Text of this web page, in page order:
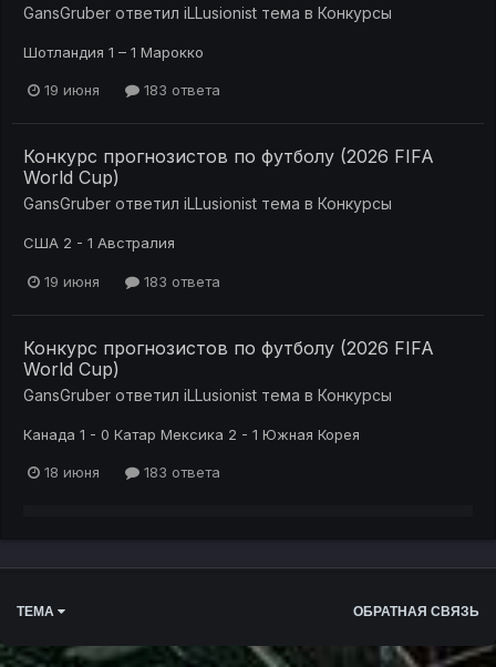
GansGruber ответил iLLusionist тема в Конкурсы
Шотландия 1 – 1 Марокко
19 июня 183 ответа
Конкурс прогнозистов по футболу (2026 FIFA
World Cup)
GansGruber ответил iLLusionist тема в Конкурсы
США 2 - 1 Австралия
19 июня 183 ответа
Конкурс прогнозистов по футболу (2026 FIFA
World Cup)
GansGruber ответил iLLusionist тема в Конкурсы
Канада 1 - 0 Катар Мексика 2 - 1 Южная Корея
18 июня 183 ответа
ТЕМА ОБРАТНАЯ СВЯЗЬ